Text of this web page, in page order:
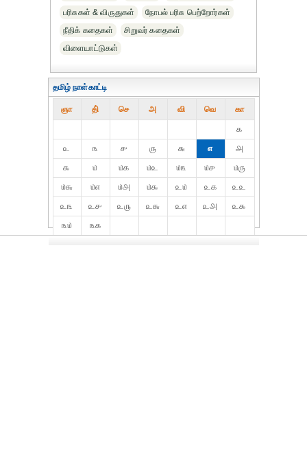
பரிசுகள் & விருதுகள்
நோபல் பரிசு‎ பெற்றோர்‎கள்
நீதிக் கதைகள்
சிறுவர் கதைகள்
விளையாட்டுகள்
தமிழ் நாள்காட்டி
ஞா தி் செ அ வி வெ கா
௧
௨
௩ ௪ ௫ ௬ ௭
௮
௯
௰ ௰௧ ௰௨ ௰௩ ௰௪
௰௫
௰௬
௰௭ ௰௮ ௰௯ ௨௰ ௨௧
௨௨
௨௩
௨௪ ௨௫ ௨௬ ௨௭ ௨௮
௨௯
௩௰
௩௧